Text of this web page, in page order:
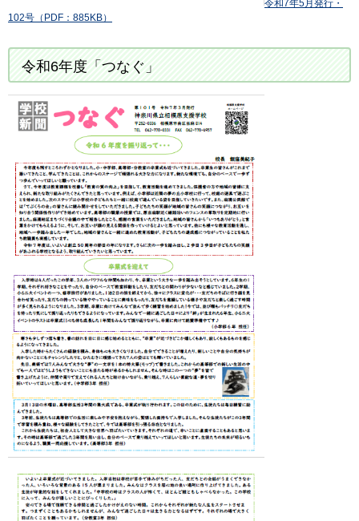
令和7年5月発行・
102号（PDF：885KB）
令和6年度「つなぐ」